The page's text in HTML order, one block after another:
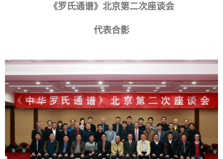
《罗氏通谱》北京第二次座谈会
代表合影